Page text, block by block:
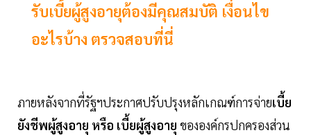
รับเบี้ยผู้สูงอายุต้องมีคุณสมบัติ เงื่อนไข
อะไรบ้าง ตรวจสอบที่นี่
ภายหลังจากที่รัฐฯประกาศปรับปรุงหลักเกณฑ์การจ่ายเบี้ย
ยังชีพผู้สูงอายุ หรือ เบี้ยผู้สูงอายุ ขององค์กรปกครองส่วน